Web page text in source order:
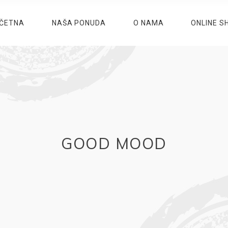
NAŠA PONUDA O NAMA ONLINE
GOOD MOOD